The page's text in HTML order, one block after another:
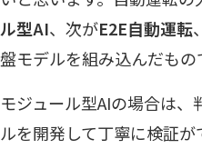
ル型AI、次がE2E自動運転
盤モデルを組み込んだもの
モジュール型AIの場合は
ルを開発して丁寧に検証